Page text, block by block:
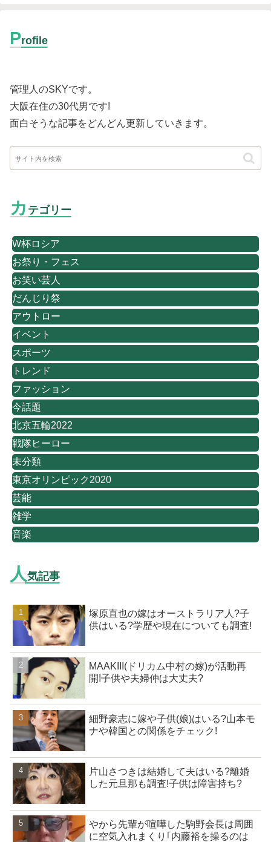
Profile
管理人のSKYです。
大阪在住の30代男です!
面白そうな記事をどんどん更新していきます。
カ テゴリー
W杯ロシア
お祭り・フェス
お笑い芸人
だんじり祭
アウトロー
イベント
スポーツ
トレンド
ファッション
今話題
北京五輪2022
戦隊ヒーロー
未分類
東京オリンピック2020
芸能
雑学
音楽
人気記事
塚原直也の嫁はオーストラリア人?子
供はいる?学歴や現在についても調査!
MAAKIII(ドリカム中村の嫁)が活動再
開!子供や夫婦仲は大丈夫?
細野豪志に嫁や子供(娘)はいる?山本モ
ナや韓国との関係をチェック!
片山さつきは結婚して夫はいる?離婚
した元旦那も調査!子供は障害持ち?
やから先輩が喧嘩した駒野会長は周囲
に空気入れまくり｢内藤裕を操るのは